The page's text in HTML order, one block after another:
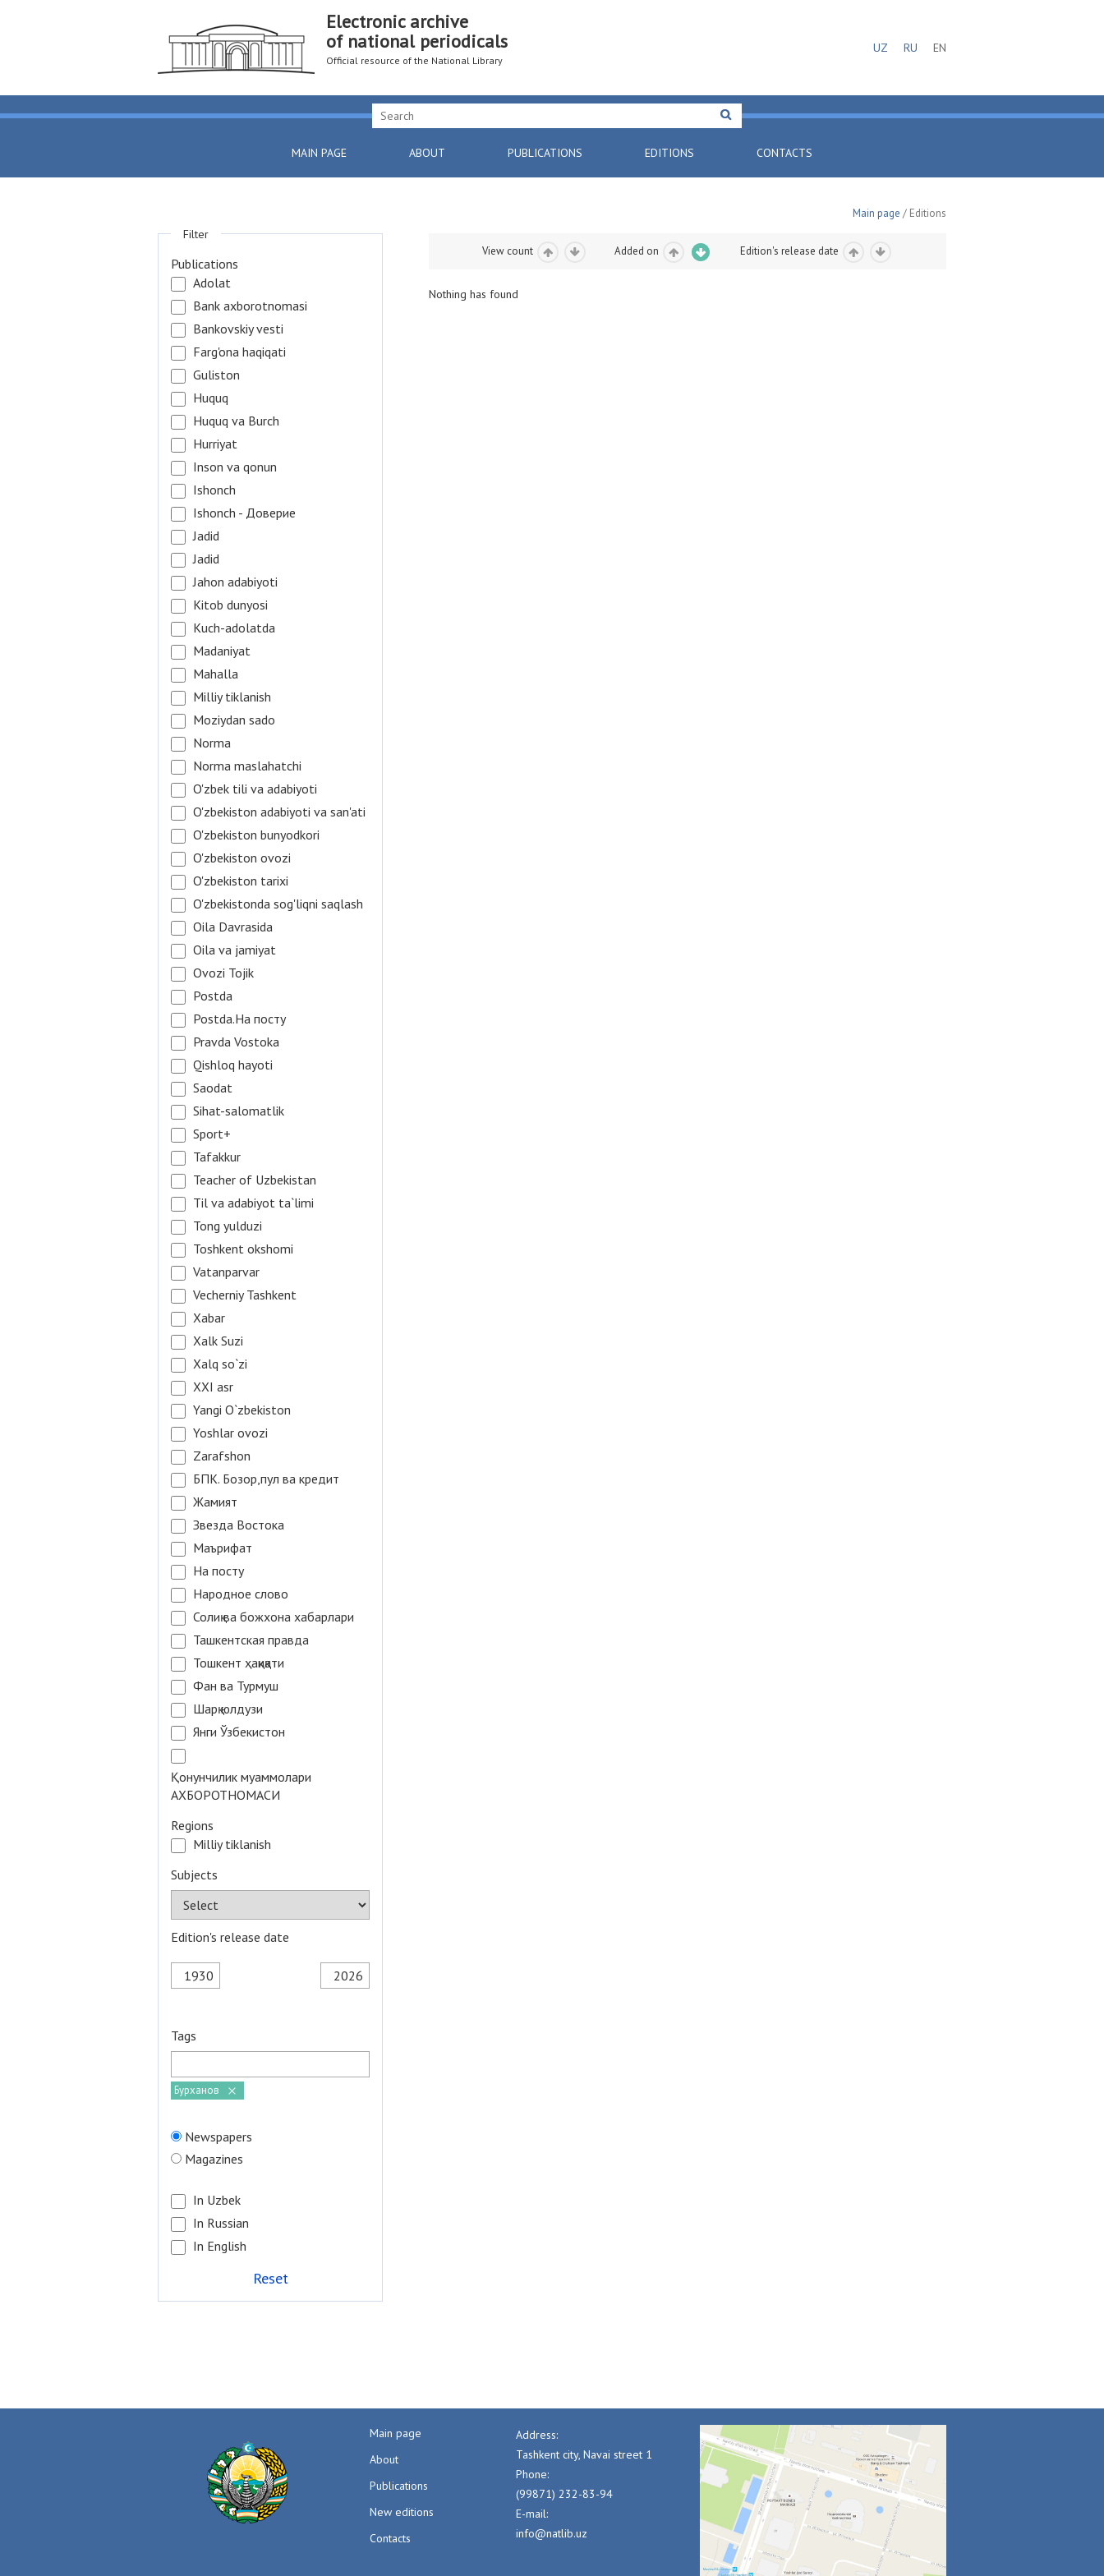
Electronic archive
of national periodicals
Official resource of the National Library
UZ RU EN
MAIN PAGE ABOUT PUBLICATIONS EDITIONS CONTACTS
Main page / Editions
View count Added on Edition's release date
Nothing has found
Filter
Publications
Adolat
Bank axborotnomasi
Bankovskiy vesti
Farg'ona haqiqati
Guliston
Huquq
Huquq va Burch
Hurriyat
Inson va qonun
Ishonch
Ishonch - Доверие
Jadid
Jadid
Jahon adabiyoti
Kitob dunyosi
Kuch-adolatda
Madaniyat
Mahalla
Milliy tiklanish
Moziydan sado
Norma
Norma maslahatchi
O'zbek tili va adabiyoti
O'zbekiston adabiyoti va san'ati
O'zbekiston bunyodkori
O'zbekiston ovozi
O'zbekiston tarixi
O'zbekistonda sog'liqni saqlash
Oila Davrasida
Oila va jamiyat
Ovozi Tojik
Postda
Postda.На посту
Pravda Vostoka
Qishloq hayoti
Saodat
Sihat-salomatlik
Sport+
Tafakkur
Teacher of Uzbekistan
Til va adabiyot ta`limi
Tong yulduzi
Toshkent okshomi
Vatanparvar
Vecherniy Tashkent
Xabar
Xalk Suzi
Xalq so`zi
XXI asr
Yangi O`zbekiston
Yoshlar ovozi
Zarafshon
БПК. Бозор,пул ва кредит
Жамият
Звезда Востока
Маърифат
На посту
Народное слово
Солиқ ва божхона хабарлари
Ташкентская правда
Тошкент ҳақиқати
Фан ва Турмуш
Шарқ юлдузи
Янги Ўзбекистон
Қонунчилик муаммолари
АХБОРОТНОМАСИ
Regions
Milliy tiklanish
Subjects
Edition's release date
Tags
Бурханов
Newspapers
Magazines
In Uzbek
In Russian
In English
Reset
Main page
About
Publications
New editions
Contacts
Address:
Tashkent city, Navai street 1
Phone:
(99871) 232-83-94
E-mail:
info@natlib.uz